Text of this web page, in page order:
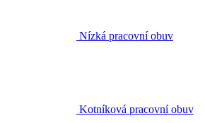
Nízká pracovní obuv
Kotníková pracovní obuv